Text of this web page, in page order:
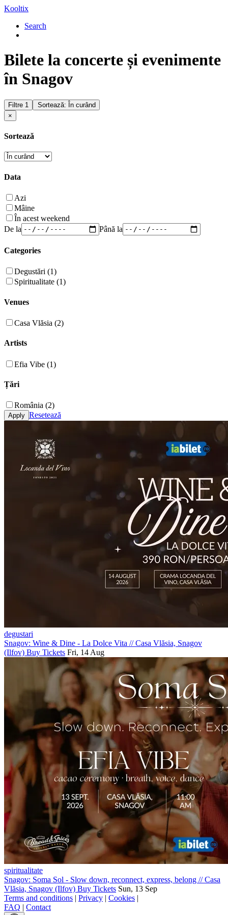
Kooltix
Search
Bilete la concerte și evenimente
în Snagov
Filtre 1
Sortează: În curând
×
Sortează
Data
Azi
Mâine
În acest weekend
De la
Până la
Categories
Degustări (1)
Spiritualitate (1)
Venues
Casa Vlăsia (2)
Artists
Efia Vibe (1)
Țări
România (2)
Resetează
degustari
Snagov: Wine & Dine - La Dolce Vita //Casa Vlăsia, Snagov
(Ilfov) Buy Tickets Fri, 14 Aug
spiritualitate
Snagov: Soma Sol - Slow down, reconnect, express, belong //Casa
Vlăsia, Snagov (Ilfov) Buy Tickets Sun, 13 Sep
Terms and conditions | Privacy | Cookies |
FAQ | Contact